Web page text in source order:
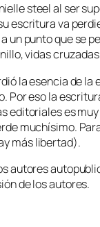
steel al ser
escritura va
un punto que se
vidas
la esencia de la
Por eso la
editoriales es
muchísimo.
más libertad).
autores
de los autores.